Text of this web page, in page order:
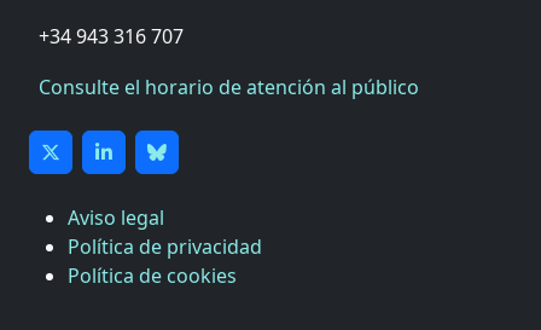
+34 943 316 707
Consulte el horario de atención al público
Aviso legal
Política de privacidad
Política de cookies